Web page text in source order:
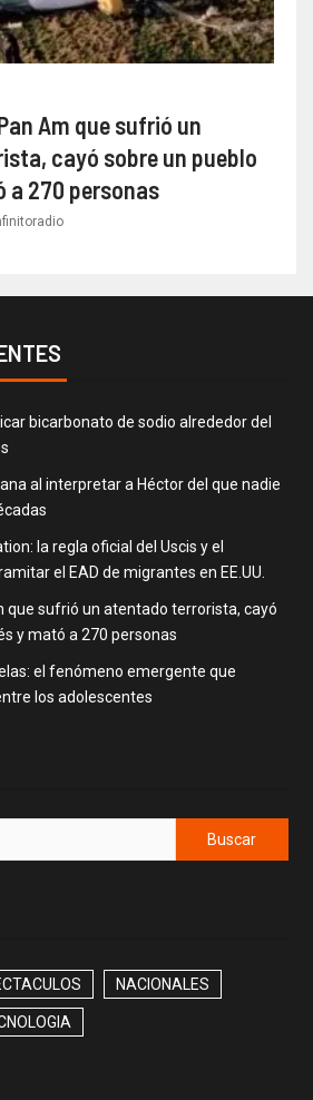
Am que sufrió un
cayó sobre un pueblo
a 270 personas
bicarbonato de sodio alrededor del
al interpretar a Héctor del que nadie
la regla oficial del Uscis y el
el EAD de migrantes en EE.UU.
que sufrió un atentado terrorista, cayó
y mató a 270 personas
el fenómeno emergente que
los adolescentes
NACIONALES